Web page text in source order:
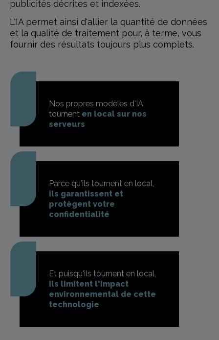
publicités décrites et indexées.
L'IA permet ainsi d'allier la quantité de données
et la qualité de traitement pour, à terme, vous
fournir des résultats toujours plus complets.
Nos propres modèles d'IA
tournent en local sur nos
serveurs
Parce qu'ils tournent en local,
ils garantissent et
protègent votre
confidentialité
Et puisqu'ils tournent en local,
ils limitent l'impact
environnemental de cette
technologie